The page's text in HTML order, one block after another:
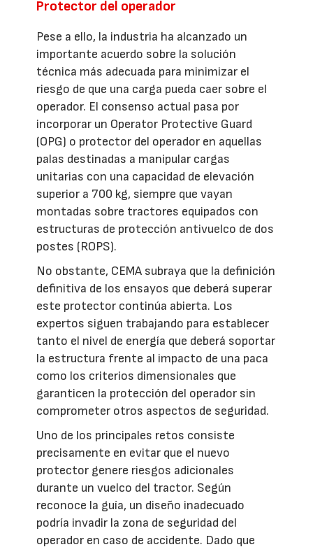
Protector del operador
Pese a ello, la industria ha alcanzado un
importante acuerdo sobre la solución
técnica más adecuada para minimizar el
riesgo de que una carga pueda caer sobre el
operador. El consenso actual pasa por
incorporar un Operator Protective Guard
(OPG) o protector del operador en aquellas
palas destinadas a manipular cargas
unitarias con una capacidad de elevación
superior a 700 kg, siempre que vayan
montadas sobre tractores equipados con
estructuras de protección antivuelco de dos
postes (ROPS).
No obstante, CEMA subraya que la definición
definitiva de los ensayos que deberá superar
este protector continúa abierta. Los
expertos siguen trabajando para establecer
tanto el nivel de energía que deberá soportar
la estructura frente al impacto de una paca
como los criterios dimensionales que
garanticen la protección del operador sin
comprometer otros aspectos de seguridad.
Uno de los principales retos consiste
precisamente en evitar que el nuevo
protector genere riesgos adicionales
durante un vuelco del tractor. Según
reconoce la guía, un diseño inadecuado
podría invadir la zona de seguridad del
operador en caso de accidente. Dado que